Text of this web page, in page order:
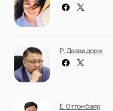
Р. Даваадорж
Ё. Отгонбаяр